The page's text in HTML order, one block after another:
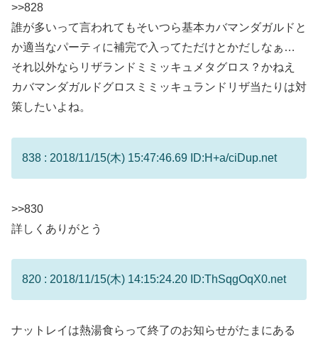
>>828
誰が多いって言われてもそいつら基本カバマンダガルドと
か適当なパーティに補完で入ってただけとかだしなぁ…
それ以外ならリザランドミミッキュメタグロス？かねえ
カバマンダガルドグロスミミッキュランドリザ当たりは対
策したいよね。
838 : 2018/11/15(木) 15:47:46.69 ID:H+a/ciDup.net
>>830
詳しくありがとう
820 : 2018/11/15(木) 14:15:24.20 ID:ThSqgOqX0.net
ナットレイは熱湯食らって終了のお知らせがたまにある